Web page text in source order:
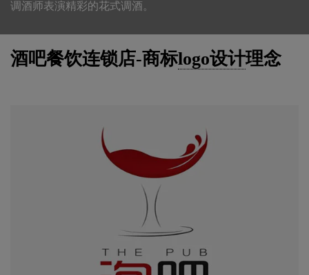
调酒师表演精彩的花式调酒。
酒吧餐饮连锁店-商标logo设计理念